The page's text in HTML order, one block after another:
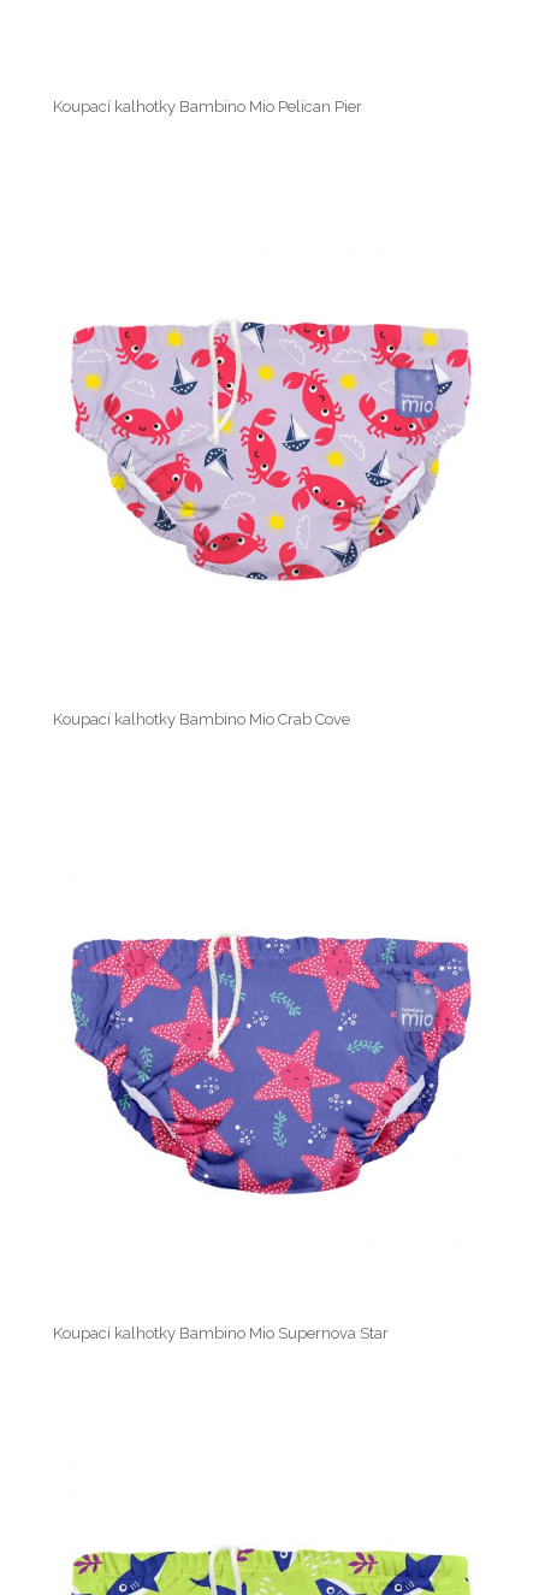
Koupací kalhotky Bambino Mio Pelican Pier
Koupací kalhotky Bambino Mio Crab Cove
Koupací kalhotky Bambino Mio Supernova Star